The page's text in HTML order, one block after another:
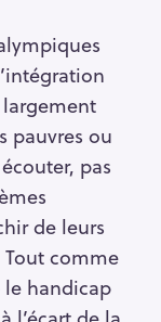
largement
pauvres ou
pas
de leurs
comme
le handicap